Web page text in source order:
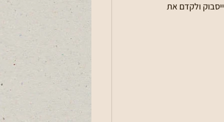
ולקדם את